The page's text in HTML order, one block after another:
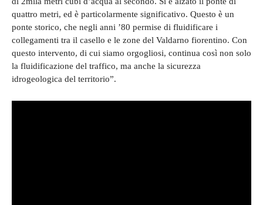
quattro metri, ed è particolarmente significativo. Questo è un
ponte storico, che negli anni ’80 permise di fluidificare i
collegamenti tra il casello e le zone del Valdarno fiorentino. Con
questo intervento, di cui siamo orgogliosi, continua così non solo
la fluidificazione del traffico, ma anche la sicurezza
idrogeologica del territorio”.